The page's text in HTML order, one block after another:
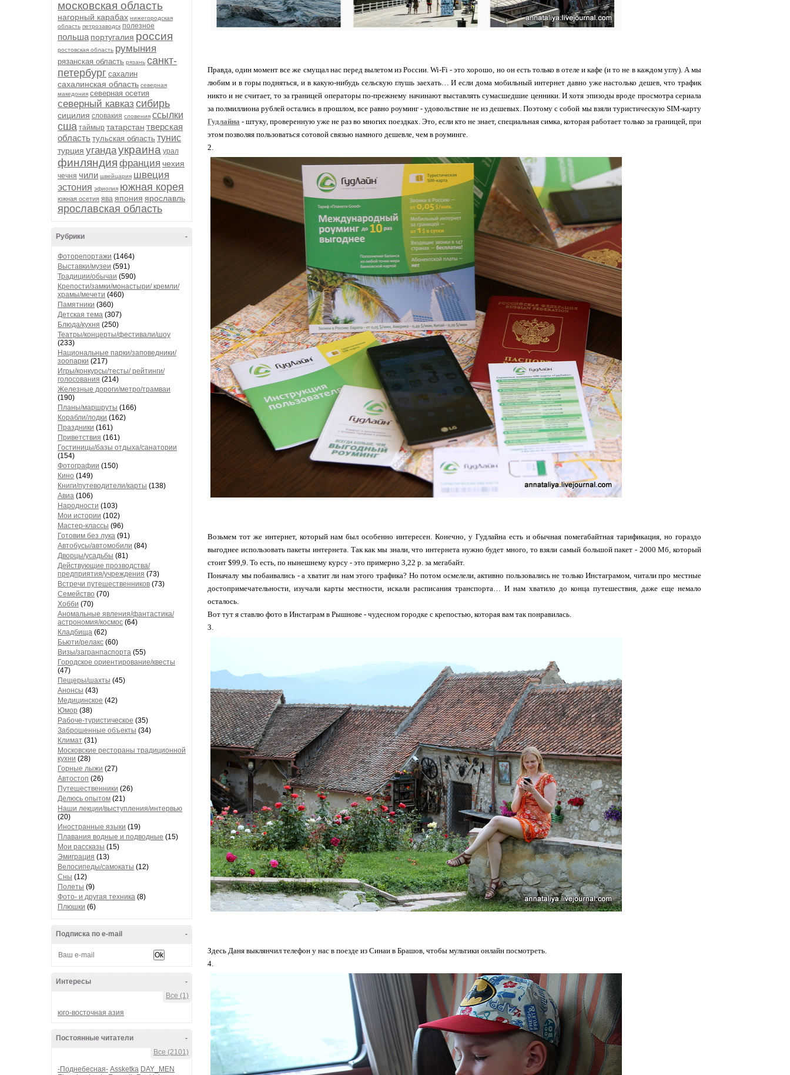
московская область
нагорный карабах нижегородская
область петрозаводск полезное
польша португалия россия
ростовская область румыния
рязанская область рязань санкт-
петербург сахалин
сахалинская область северная
македония северная осетия
северный кавказ сибирь
сицилия словакия словения ссылки
сша таймыр татарстан тверская
область тульская область тунис
турция угандаукраина урал
финляндия франция чехия
чечня чили швейцария швеция
эстония эфиопия южная корея
южная осетия ява япония ярославль
ярославская область
-
Рубрики
Фоторепортажи (1464)
Выставки/музеи (591)
Традиции/обычаи (590)
Крепости/замки/монастыри/ кремли/
храмы/мечети (460)
Памятники (360)
Детская тема (307)
Блюда/кухня (250)
Театры/концерты/фестивали/шоу
(233)
Национальные парки/заповедники/
зоопарки (217)
Игры/конкурсы/тесты/ рейтинги/
голосования (214)
Железные дороги/метро/трамваи
(190)
Планы/маршруты (166)
Корабли/лодки (162)
Праздники (161)
Приветствия (161)
Гостиницы/базы отдыха/санатории
(154)
Фотографии (150)
Кино (149)
Книги/путеводители/карты (138)
Авиа (106)
Народности (103)
Мои истории (102)
Мастер-классы (96)
Готовим без лука (91)
Автобусы/автомобили (84)
Дворцы/усадьбы (81)
Действующие прозводства/
предприятия/учреждения (73)
Встречи путешественников (73)
Семейство (70)
Хобби (70)
Аномальные явления/фантастика/
астрономия/космос (64)
Кладбища (62)
Бьюти/релакс (60)
Визы/загранпаспорта (55)
Городское ориентирование/квесты
(47)
Пещеры/шахты (45)
Анонсы (43)
Медицинское (42)
Юмор (38)
Рабоче-туристическое (35)
Заброшенные объекты (34)
Климат (31)
Московские рестораны традиционной
кухни (28)
Горные лыжи (27)
Автостоп (26)
Путешественники (26)
Делюсь опытом (21)
Наши лекции/выступления/интервью
(20)
Иностранные языки (19)
Плавания водные и подводные (15)
Мои рассказы (15)
Эмиграция (13)
Велосипеды/самокаты (12)
Сны (12)
Полеты (9)
Фото- и другая техника (8)
Плюшки (6)
-
Подписка по e-mail
-
Интересы
Все (1)
юго-восточная азия
-
Постоянные читатели
Все (2101)
-Поднебесная- Assketka DAY_MEN
Правда, один момент все же смущал нас перед вылетом из России. Wi-Fi - это хорошо, но он есть только в отеле и кафе (и то не в каждом углу). А мы
любим и в горы подняться, и в какую-нибудь сельскую глушь заехать… И если дома мобильный интернет давно уже настолько дешев, что трафик
никто и не считает, то за границей операторы по-прежнему начинают выставлять сумасшедшие ценники. И хотя эпизоды вроде просмотра сериала
за полмиллиона рублей остались в прошлом, все равно роуминг - удовольствие не из дешевых. Поэтому с собой мы взяли туристическую SIM-карту
Гудлайна - штуку, проверенную уже не раз во многих поездках. Это, если кто не знает, специальная симка, которая работает только за границей, при
этом позволяя пользоваться сотовой связью намного дешевле, чем в роуминге.
2.
Возьмем тот же интернет, который нам был особенно интересен. Конечно, у Гудлайна есть и обычная помегабайтная тарификация, но гораздо
выгоднее использовать пакеты интернета. Так как мы знали, что интернета нужно будет много, то взяли самый большой пакет - 2000 Мб, который
стоит $99,9. То есть, по нынешнему курсу - это примерно 3,22 р. за мегабайт.
Поначалу мы побаивались - а хватит ли нам этого трафика? Но потом осмелели, активно пользовались не только Инстаграмом, читали про местные
достопримечательности, изучали карты местности, искали расписания транспорта… И нам хватило до конца путешествия, даже еще немало
осталось.
Вот тут я ставлю фото в Инстаграм в Рышнове - чудесном городке с крепостью, которая вам так понравилась.
3.
Здесь Даня выклянчил телефон у нас в поезде из Синаи в Брашов, чтобы мультики онлайн посмотреть.
4.